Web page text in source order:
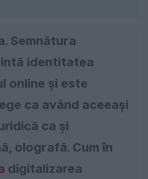
Semnătura
identitatea
online și este
ca având aceeași
ca și
olografă. Cum în
digitalizarea